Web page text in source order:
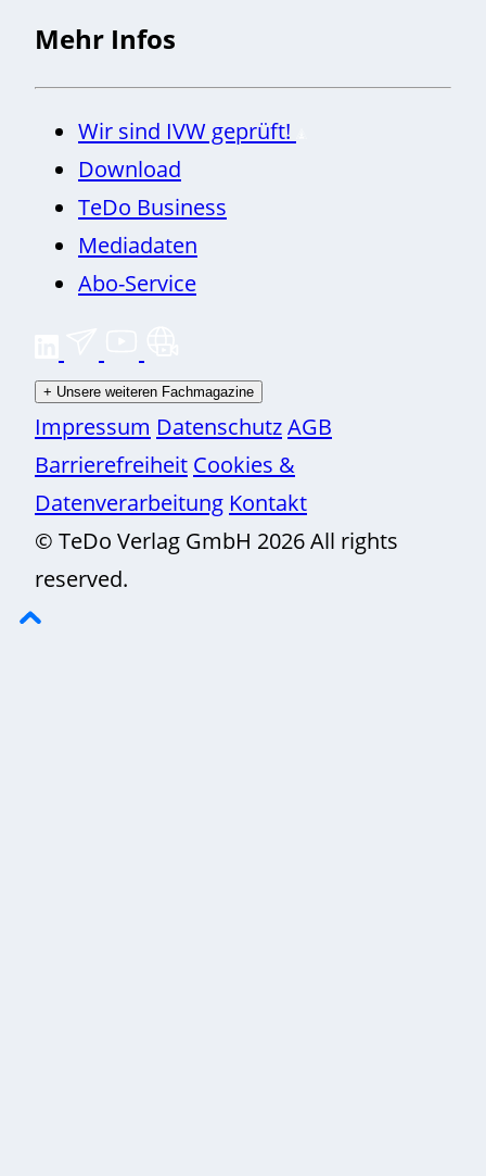
Mehr Infos
Wir sind IVW geprüft!
Download
TeDo Business
Mediadaten
Abo-Service
+ Unsere weiteren Fachmagazine
Impressum DatenschutzAGB
Barrierefreiheit Cookies &
Datenverarbeitung Kontakt
© TeDo Verlag GmbH 2026 All rights
reserved.